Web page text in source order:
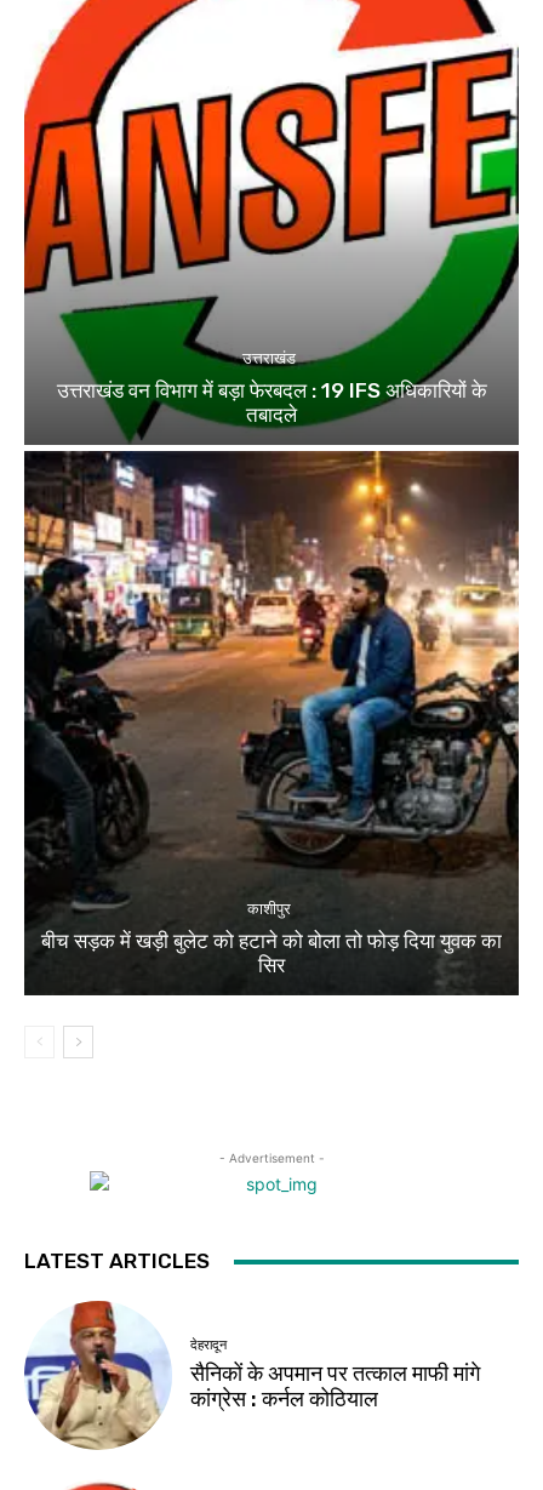
उत्तराखंड
उत्तराखंड वन विभाग में बड़ा फेरबदल : 19 IFS अधिकारियों के
तबादले
काशीपुर
बीच सड़क में खड़ी बुलेट को हटाने को बोला तो फोड़ दिया युवक का
सिर
- Advertisement -
LATEST ARTICLES
देहरादून
सैनिकों के अपमान पर तत्काल माफी मांगे
कांग्रेस : कर्नल कोठियाल